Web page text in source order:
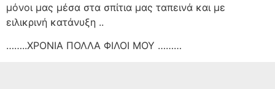
μόνοι μας μέσα στα σπίτια μας ταπεινά και με
ειλικρινή κατάνυξη ..
……..ΧΡΟΝΙΑ ΠΟΛΛΑ ΦΙΛΟΙ ΜΟΥ ………